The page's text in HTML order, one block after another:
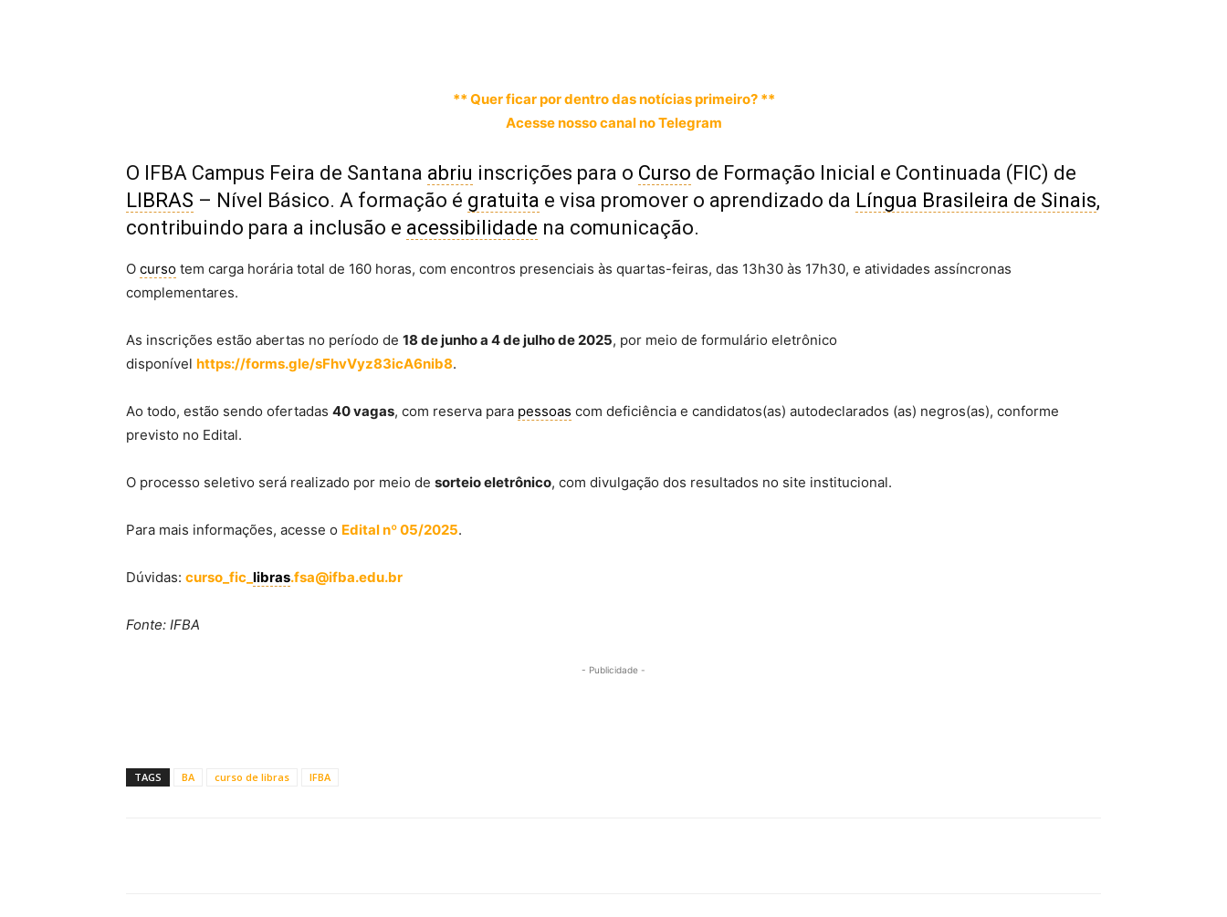
** Quer ficar por dentro das notícias primeiro? **
Acesse nosso canal no Telegram
O IFBA Campus Feira de Santana abriu inscrições para o Curso de Formação Inicial e Continuada (FIC) de
LIBRAS – Nível Básico. A formação é gratuita e visa promover o aprendizado da Língua Brasileira de Sinais,
contribuindo para a inclusão e acessibilidade na comunicação.
O curso tem carga horária total de 160 horas, com encontros presenciais às quartas-feiras, das 13h30 às 17h30, e atividades assíncronas
complementares.
As inscrições estão abertas no período de 18 de junho a 4 de julho de 2025, por meio de formulário eletrônico
disponível https://forms.gle/sFhvVyz83icA6nib8.
Ao todo, estão sendo ofertadas 40 vagas, com reserva para pessoas com deficiência e candidatos(as) autodeclarados (as) negros(as), conforme
previsto no Edital.
O processo seletivo será realizado por meio de sorteio eletrônico, com divulgação dos resultados no site institucional.
Para mais informações, acesse o Edital nº 05/2025.
Dúvidas: curso_fic_ libras.fsa@ifba.edu.br
Fonte: IFBA
- Publicidade -
TAGS BA curso de libras IFBA